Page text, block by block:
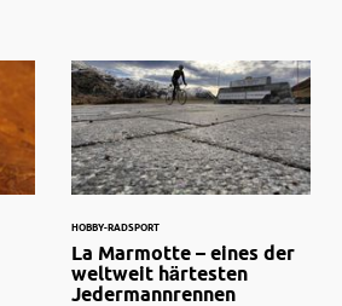
HOBBY-RADSPORT
La Marmotte – eines der
weltweit härtesten
Jedermannrennen